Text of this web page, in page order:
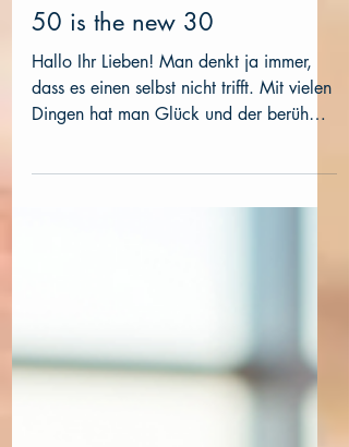
6. Nov. 2018
2 Min. Lesezeit
50 is the new 30
Hallo Ihr Lieben! Man denkt ja immer,
dass es einen selbst nicht trifft. Mit vielen